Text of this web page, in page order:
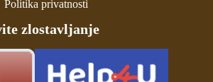
Politika privatnosti
zlostavljanje